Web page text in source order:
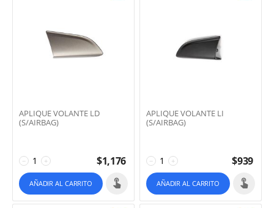
APLIQUE VOLANTE LD
(S/AIRBAG)
+
− $1,176
AÑADIR AL CARRITO
APLIQUE VOLANTE LI
(S/AIRBAG)
+
− $939
AÑADIR AL CARRITO